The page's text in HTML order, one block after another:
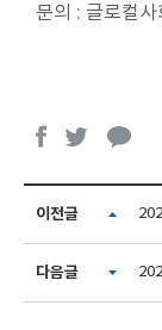
문의 : 글로컬
이전글
다음글